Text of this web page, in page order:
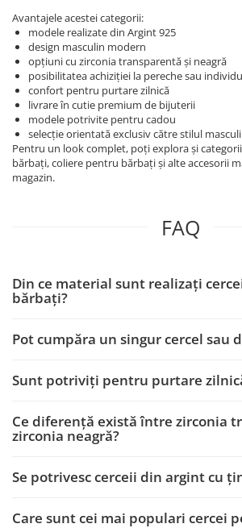
Avantajele acestei categorii:
modele realizate din Argint 925
design masculin modern
opțiuni cu zirconia transparentă și neagră
posibilitatea achiziției la pereche sau
confort pentru purtare zilnică
livrare în cutie premium de bijuterii
modele potrivite pentru cadou
selecție orientată exclusiv către stilul
Pentru un look complet, poți explora și
bărbați, coliere pentru bărbați și alte accesorii
magazin.
FAQ
Din ce material sunt realizați
bărbați?
Pot cumpăra un singur cercel sau
Sunt potriviți pentru purtare
Ce diferență există între zirconia
zirconia neagră?
Se potrivesc cerceii din argint cu
Care sunt cei mai populari cercei